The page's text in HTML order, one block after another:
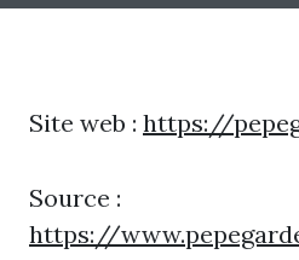
Site web : https://
Source :
https://